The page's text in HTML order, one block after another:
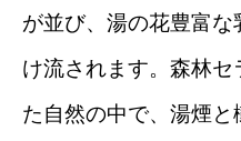
が並び、湯の花豊富
け流されます。森林
た自然の中で、湯煙